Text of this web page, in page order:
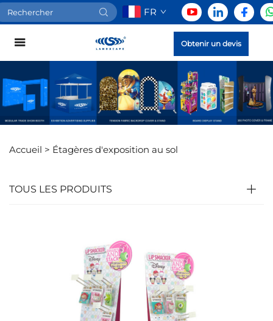
FR
Obtenir un devis
Accueil > Étagères d'exposition au sol
TOUS LES PRODUITS